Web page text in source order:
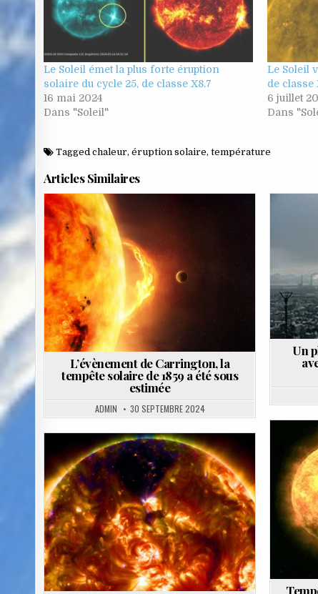
Le Soleil émet la plus forte éruption
solaire du cycle 25, de classe X8.7
16 mai 2024
Dans "Soleil"
Le Soleil
de classe
6 juillet
Dans
Taggedchaleur,éruption solaire,température
Articles Similaires
Posted
in
L’évènement de Carrington, la
tempête solaire de 1859 a été sous
estimée
ADMIN 30 SEPTEMBRE 2024
Un
Posted
in